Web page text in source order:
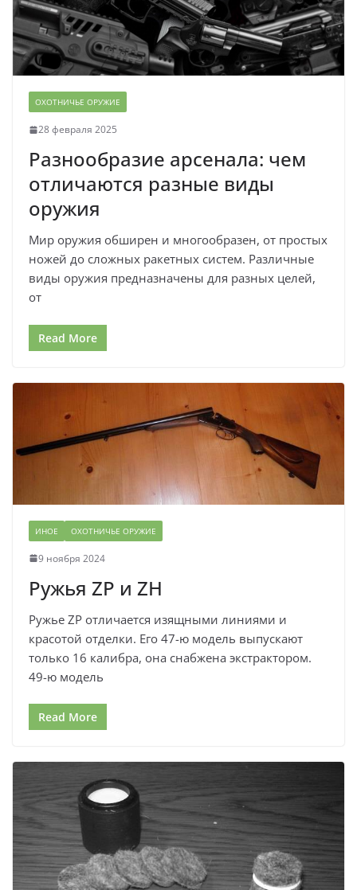
ОХОТНИЧЬЕ ОРУЖИЕ
28 февраля 2025
Разнообразие арсенала: чем
отличаются разные виды
оружия
Мир оружия обширен и многообразен, от простых
ножей до сложных ракетных систем. Различные
виды оружия предназначены для разных целей,
от
Read More
ИНОЕ ОХОТНИЧЬЕ ОРУЖИЕ
9 ноября 2024
Ружья ZP и ZH
Ружье ZP отличается изящными линиями и
красотой отделки. Его 47-ю модель выпускают
только 16 калибра, она снабжена экстрактором.
49-ю модель
Read More